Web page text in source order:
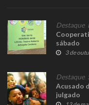
Destaque,
sábado
3 de
Destaque,
Acusado
julgado